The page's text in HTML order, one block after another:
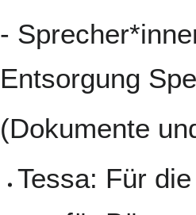
-
Entsorgung
(Dokumente
Tessa: Für